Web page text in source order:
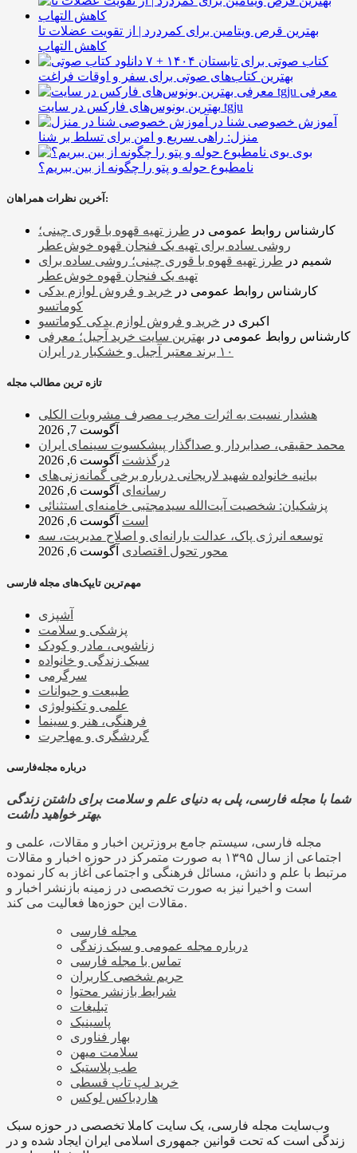
بهترین قرص ویتامین برای کمردرد | از تقویت عضلات تا
کاهش التهاب
۷ کتاب صوتی برای تابستان ۱۴۰۴ +
بهترین کتاب‌های صوتی برای سفر و اوقات فراغت
معرفی
بهترین بونوس‌های فارکس در سایت tgju
آموزش خصوصی شنا در
منزل: راهی سریع و امن برای تسلط بر شنا
بوی
نامطبوع حوله و پتو را چگونه از بین ببریم؟
آخرین نظرات همراهان:
کارشناس روابط عمومی در طرز تهیه قهوه با قوری چینی؛
روشی ساده برای تهیه یک فنجان قهوه خوش‌عطر
شمیم در طرز تهیه قهوه با قوری چینی؛ روشی ساده برای
تهیه یک فنجان قهوه خوش‌عطر
کارشناس روابط عمومی در خرید و فروش لوازم یدکی
کوماتسو
اکبری در خرید و فروش لوازم یدکی کوماتسو
کارشناس روابط عمومی در بهترین سایت خرید آجیل؛ معرفی
۱۰ برند معتبر آجیل و خشکبار در ایران
تازه ترین مطالب مجله
هشدار نسبت به اثرات مخرب مصرف مشروبات الکلی
آگوست 7, 2026
محمد حقیقی، صدابردار و صداگذار پیشکسوت سینمای ایران
درگذشت آگوست 6, 2026
بیانیه خانواده شهید لاریجانی درباره برخی گمانه‌زنی‌های
رسانه‌ای آگوست 6, 2026
پزشکیان: شخصیت آیت‌الله سیدمجتبی خامنه‌ای استثنائی
است آگوست 6, 2026
توسعه انرژی پاک، عدالت یارانه‌ای و اصلاح مدیریت، سه
محور تحول اقتصادی آگوست 6, 2026
مهم‌ترین تایپک‌های مجله فارسی
آشپزی
پزشکی و سلامت
زناشویی، مادر و کودک
سبک زندگی و خانواده
سرگرمی
طبیعت و حیوانات
علمی و تکنولوژی
فرهنگی، هنر و سینما
گردشگری و مهاجرت
درباره مجله‌فارسی
شما با مجله فارسی، پلی به دنیای علم و سلامت برای داشتن زندگی
بهتر خواهید داشت.
مجله فارسی، سیستم جامع بروزترین اخبار و مقالات، علمی و
اجتماعی از سال ۱۳۹۵ به صورت متمرکز در حوزه اخبار و مقالات
مرتبط با علم و دانش، مسائل فرهنگی و اجتماعی آغاز به کار نموده
است و اخیرا نیز به صورت تخصصی در زمینه بازنشر اخبار و
مقالات این حوزه‌ها فعالیت می کند.
مجله فارسی
درباره مجله عمومی و سبک زندگی
تماس با مجله فارسی
حریم شخصی کاربران
شرایط بازنشر محتوا
تبلیغات
پاسینیک
بهار فناوری
سلامت میهن
طب پلاستیک
خرید لپ تاپ قسطی
هاردباکس لوکس
وب‌سایت مجله فارسی، یک سایت کاملا تخصصی در حوزه سبک
زندگی است که تحت قوانین جمهوری اسلامی ایران ایجاد شده و در